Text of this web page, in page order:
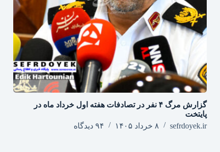
گزارش مرگ ۴ نفر در تصادفات هفته اول خرداد ماه در
پایتخت
sefrdoyek.ir
۸ خرداد ۱۴۰۵ ۹۴ دیدگاه